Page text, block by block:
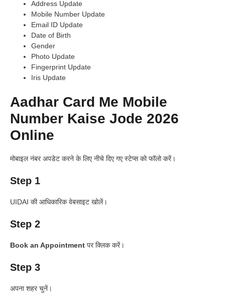
Address Update
Mobile Number Update
Email ID Update
Date of Birth
Gender
Photo Update
Fingerprint Update
Iris Update
Aadhar Card Me Mobile
Number Kaise Jode 2026
Online
मोबाइल नंबर अपडेट करने के लिए नीचे दिए गए स्टेप्स को फॉलो करें।
Step 1
UIDAI की आधिकारिक वेबसाइट खोलें।
Step 2
Book an Appointment पर क्लिक करें।
Step 3
अपना शहर चुनें।